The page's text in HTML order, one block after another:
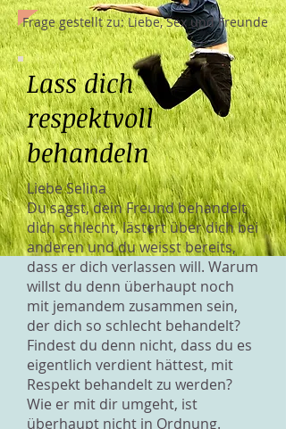
Frage gestellt zu: Liebe, Sex und Freunde
Lass dich
respektvoll
behandeln
Liebe Selina
Du sagst, dein Freund behandelt
dich schlecht, lästert über dich bei
anderen und du weisst bereits,
dass er dich verlassen will. Warum
willst du denn überhaupt noch
mit jemandem zusammen sein,
der dich so schlecht behandelt?
Findest du denn nicht, dass du es
eigentlich verdient hättest, mit
Respekt behandelt zu werden?
Wie er mit dir umgeht, ist
überhaupt nicht in Ordnung.